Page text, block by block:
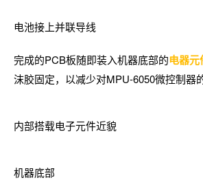
电池接上并联导线
完成的PCB板随即装入机器底部的电器元
沫胶固定，以减少对MPU-6050微控制器
内部搭载电子元件近貌
机器底部